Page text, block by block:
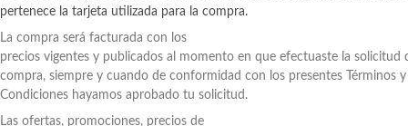
pertenece la tarjeta utilizada para la compra.
La compra será facturada con los
precios vigentes y publicados al momento en que efectuaste la solicitud
compra, siempre y cuando de conformidad con los presentes Términos y
Condiciones hayamos aprobado tu solicitud.
Las ofertas, promociones, precios de